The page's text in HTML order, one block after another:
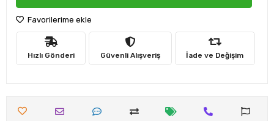
Favorilerime ekle
Hızlı Gönderi Güvenli Alışveriş İade ve Değişim